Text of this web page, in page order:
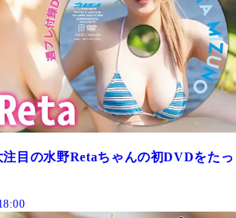
注目の水野Retaちゃんの初DVDをたっ